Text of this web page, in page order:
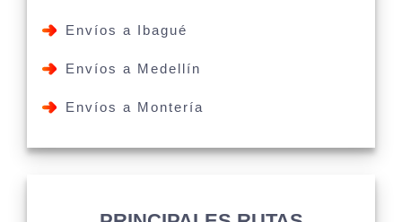
Envíos a Ibagué
Envíos a Medellín
Envíos a Montería